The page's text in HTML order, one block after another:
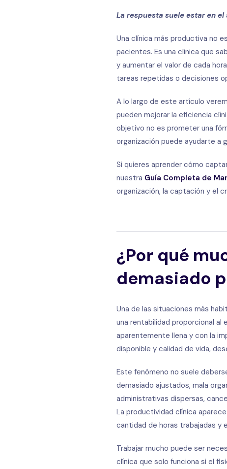
La respuesta suele estar en el
Una clínica más productiva no
pacientes. Es una clínica que
y aumentar el valor de cada
tareas repetidas o decisiones
A lo largo de este artículo
pueden mejorar la eficiencia
objetivo no es prometer una
organización puede ayudarte a
Si quieres aprender cómo
nuestra Guía Completa de
organización, la captación y el
¿Por qué
demasiado
Una de las situaciones más
una rentabilidad proporcional al
aparentemente llena y con la
disponible y calidad de vida,
Este fenómeno no suele
demasiado ajustados, mala
administrativas dispersas,
La productividad clínica
cantidad de horas trabajadas y
Trabajar mucho puede ser
clínica que solo funciona si el